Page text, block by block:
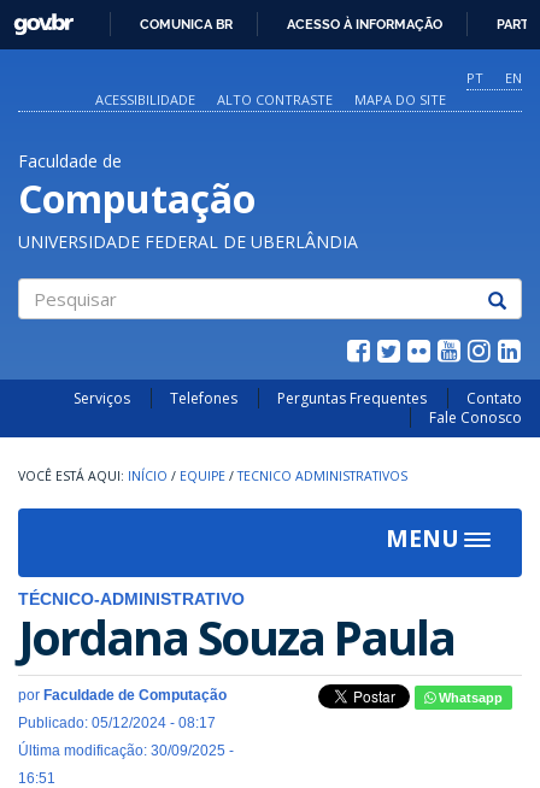
O
CONTEÚDO
GOVBR
COMUNICA BR ACESSO À INFORMAÇÃO
PT
EN
ACESSIBILIDADE
ALTO CONTRASTE MAPA DO SITE
Faculdade de
Computação
UNIVERSIDADE FEDERAL DE UBERLÂNDIA
Serviços Telefones Perguntas Frequentes
Contato
Fale Conosco
INÍCIO / EQUIPE / TECNICO ADMINISTRATIVOS
MENU
Toggle
TÉCNICO-ADMINISTRATIVO
Jordana Souza Paula
por Faculdade de Computação
Publicado: 05/12/2024 - 08:17
Última modificação: 30/09/2025 -
16:51
Whatsapp